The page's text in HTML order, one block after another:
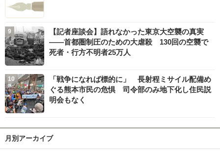
【記者座談会】語れなかった東京大空襲の真実
――首都圏制圧のための大虐殺 130回の空襲で
死者・行方不明者25万人
「戦争になれば標的に」 長射程ミサイル配備め
ぐる熊本市民の危惧 司令部のみ地下化し住民説
明会もなく
月別アーカイブ